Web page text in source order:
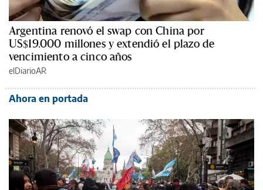
Argentina renovó el swap con China por
US$19.000 millones y extendió el plazo de
vencimiento a cinco años
elDiarioAR
Ahora en portada